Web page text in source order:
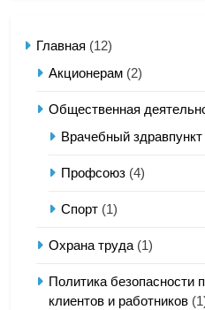
Главная (12)
Акционерам (2)
Общественная
Врачебный здравпункт
Профсоюз (4)
Спорт (1)
Охрана труда (1)
Политика безопасности
клиентов и работников